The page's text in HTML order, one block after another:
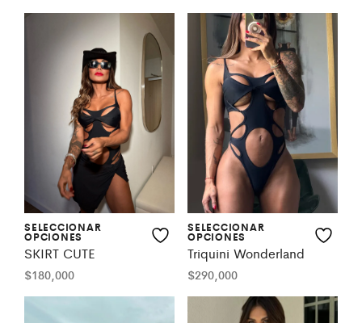
SELECCIONAR
OPCIONES
SKIRT CUTE
$180,000
SELECCIONAR
OPCIONES
Triquini Wonderland
$290,000